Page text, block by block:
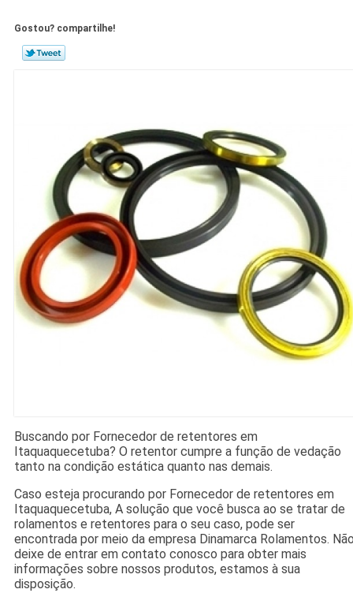
Gostou? compartilhe!
Buscando por Fornecedor de retentores em
Itaquaquecetuba? O retentor cumpre a função de vedação
tanto na condição estática quanto nas demais.
Caso esteja procurando por Fornecedor de retentores em
Itaquaquecetuba, A solução que você busca ao se tratar de
rolamentos e retentores para o seu caso, pode ser
encontrada por meio da empresa Dinamarca Rolamentos.
deixe de entrar em contato conosco para obter mais
informações sobre nossos produtos, estamos à sua
disposição.